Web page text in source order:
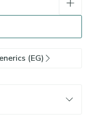
(EG)